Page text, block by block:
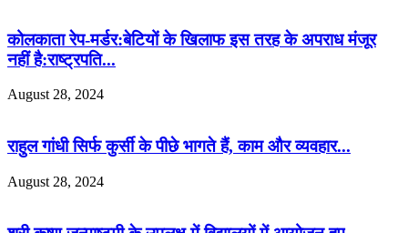
कोलकाता रेप-मर्डर:बेटियों के खिलाफ इस तरह के अपराध मंजूर
नहीं है:राष्ट्रपति...
August 28, 2024
राहुल गांधी सिर्फ कुर्सी के पीछे भागते हैं, काम और व्यवहार...
August 28, 2024